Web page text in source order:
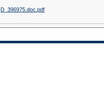
D_396975.doc.pdf